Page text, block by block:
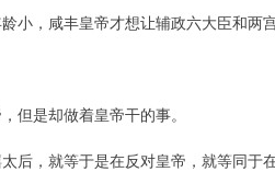
小，咸丰皇帝才想让辅政六大臣和两
但是却做着皇帝干的事。
后，就等于是在反对皇帝，就等同于在